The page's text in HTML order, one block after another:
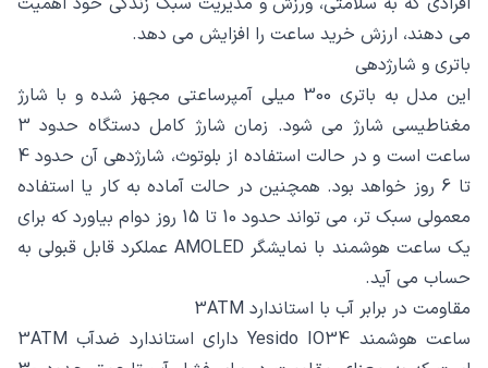
می دهند، ارزش خرید ساعت را افزایش می دهد.
باتری و شارژدهی
این مدل به باتری 300 میلی آمپرساعتی مجهز شده و با شارژ
مغناطیسی شارژ می شود. زمان شارژ کامل دستگاه حدود 3
ساعت است و در حالت استفاده از بلوتوث، شارژدهی آن حدود 4
تا 6 روز خواهد بود. همچنین در حالت آماده به کار یا استفاده
معمولی سبک تر، می تواند حدود 10 تا 15 روز دوام بیاورد که برای
یک ساعت هوشمند با نمایشگر AMOLED عملکرد قابل قبولی به
حساب می آید.
مقاومت در برابر آب با استاندارد 3ATM
ساعت هوشمند Yesido IO34 دارای استاندارد ضدآب 3ATM